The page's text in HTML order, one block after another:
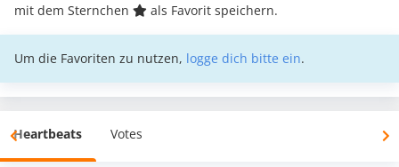
mit dem Sternchen
als Favorit speichern.
Um die Favoriten zu nutzen, logge dich bitte ein.
Heartbeats Votes